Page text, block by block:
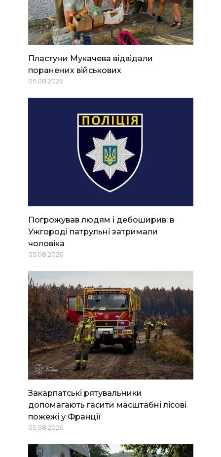
Пластуни Мукачева відвідали
поранених військових
05.08.2026
Погрожував людям і дебоширив: в
Ужгороді патрульні затримали
чоловіка
05.08.2026
Закарпатські рятувальники
допомагають гасити масштабні лісові
пожежі у Франції
05.08.2026